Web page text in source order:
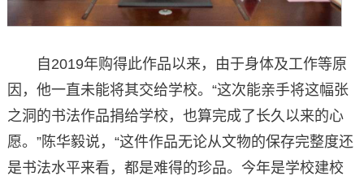
自2019年购得此作品以来，由于身体及工作等原
因，他一直未能将其交给学校。“这次能亲手将这幅张
之洞的书法作品捐给学校，也算完成了长久以来的心
愿。”陈华毅说，“这件作品无论从文物的保存完整度还
是书法水平来看，都是难得的珍品。今年是学校建校